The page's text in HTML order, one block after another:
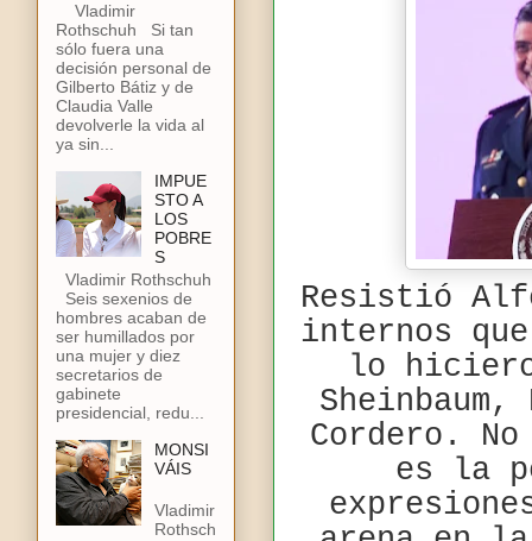
Resistió
internos
lo
Cordero.
es la
Vladimir
Rothschuh Si tan
sólo fuera una
decisión personal de
Gilberto Bátiz y de
Claudia Valle
devolverle la vida al
ya sin...
IMPUE
STO A
LOS
POBRE
S
Vladimir Rothschuh
Seis sexenios de
hombres acaban de
ser humillados por
una mujer y diez
secretarios de
gabinete
presidencial, redu...
MONSI
VÁIS
Vladimir
Rothsch